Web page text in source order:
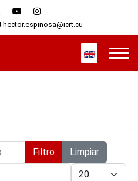
hector.espinosa@icrt.cu
Seleccione
Filtro
Limpiar
Cantidad